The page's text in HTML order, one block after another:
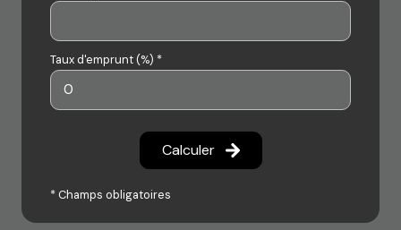
Taux d'emprunt (%) *
Calculer
* Champs obligatoires